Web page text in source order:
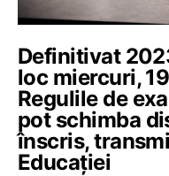
Definitivat
loc miercuri,
Regulile de
pot schimba
înscris,
Educației